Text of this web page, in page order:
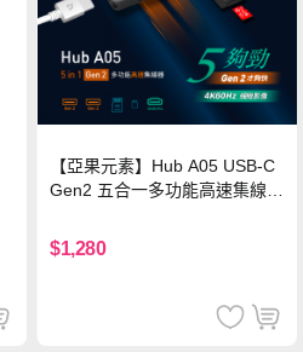
【亞果元素】Hub A05 USB-C
Gen2 五合一多功能高速集線
$1,280